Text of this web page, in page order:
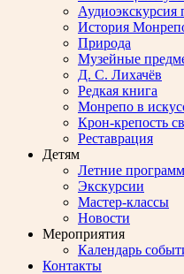
Аудиоэкскурсия
История
Природа
Музейные
Д. С. Лихачёв
Редкая книга
Монрепо в
Крон-крепость
Реставрация
Детям
Летние
Экскурсии
Мастер-классы
Новости
Мероприятия
Календарь
Контакты